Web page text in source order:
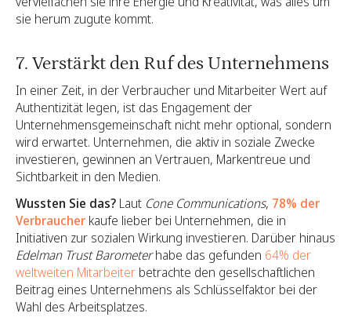
sie herum zugute kommt.
7. Verstärkt den Ruf des Unternehmens
In einer Zeit, in der Verbraucher und Mitarbeiter Wert auf
Authentizität legen, ist das Engagement der
Unternehmensgemeinschaft nicht mehr optional, sondern
wird erwartet. Unternehmen, die aktiv in soziale Zwecke
investieren, gewinnen an Vertrauen, Markentreue und
Sichtbarkeit in den Medien.
Wussten Sie das? Laut Cone Communications, 78% der
Verbraucher kaufe lieber bei Unternehmen, die in
Initiativen zur sozialen Wirkung investieren. Darüber hinaus
Edelman Trust Barometerhabe das gefunden 64% der
weltweiten Mitarbeiter betrachte den gesellschaftlichen
Beitrag eines Unternehmens als Schlüsselfaktor bei der
Wahl des Arbeitsplatzes.